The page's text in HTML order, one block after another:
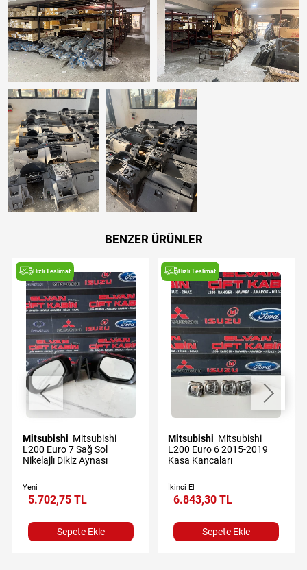
BENZER ÜRÜNLER
Hızlı Teslimat
Mitsubishi
L200 Euro 7 Sağ Sol
Nikelajlı Dikiz Aynası
Yeni
5.702,75 TL
Sepete Ekle
Hızlı Teslimat
Mitsubishi
L200 Euro 6 2015-2019
Kasa Kancaları
İkinci El
6.843,30 TL
Sepete Ekle